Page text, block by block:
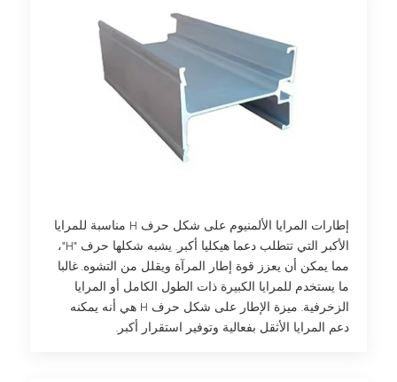
إطارات المرايا الألمنيوم على شكل حرف H مناسبة للمرايا
الأكبر التي تتطلب دعما هيكليا أكبر. يشبه شكلها حرف "H"،
مما يمكن أن يعزز قوة إطار المرآة ويقلل من التشوه. غالبا
ما يستخدم للمرايا الكبيرة ذات الطول الكامل أو المرايا
الزخرفية. ميزة الإطار على شكل حرف H هي أنه يمكنه
دعم المرايا الأثقل بفعالية وتوفير استقرار أكبر.